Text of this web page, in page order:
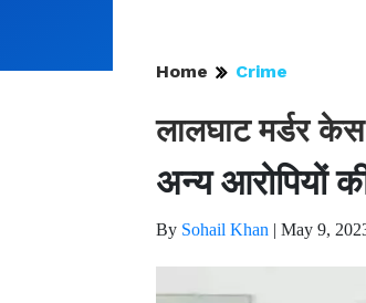
Home Crime
लालघाट मर्डर
अन्य आरोपियों
By Sohail Khan | May 9,